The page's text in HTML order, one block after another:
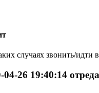
случаях звонить/идти
04-26 19:40:14